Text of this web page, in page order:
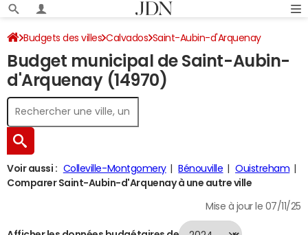
Budgets des villes Calvados Saint-Aubin-d'Arquenay
Budget 2024
Budget municipal de Saint-Aubin-
d'Arquenay (14970)
Voir aussi : Colleville-Montgomery Bénouville
Ouistreham
Comparer Saint-Aubin-d'Arquenay à une autre ville
Mise à jour le 07/11/25